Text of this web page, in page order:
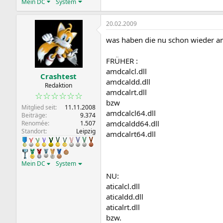
Crashtest
Redaktion
☆☆☆☆☆☆
Mitglied seit
11.11.2008
Beiträge
9.374
Renomée
1.507
Standort
Leipzig
Mein DC System
20.02.2009
was haben die nu schon wieder
FRÜHER :
amdcalcl.dll
amdcaldd.dll
amdcalrt.dll
bzw
amdcalcl64.dll
amdcaldd64.dll
amdcalrt64.dll
NU:
aticalcl.dll
aticaldd.dll
aticalrt.dll
bzw.